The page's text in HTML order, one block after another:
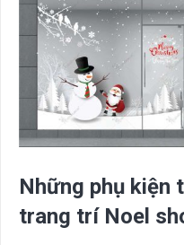
Những phụ kiện
trang trí Noel